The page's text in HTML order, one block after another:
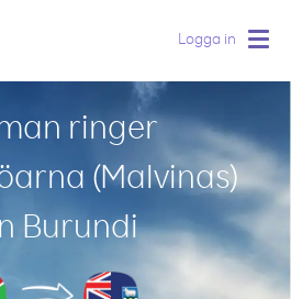
Logga in
ringer
(Malvinas)
Burundi